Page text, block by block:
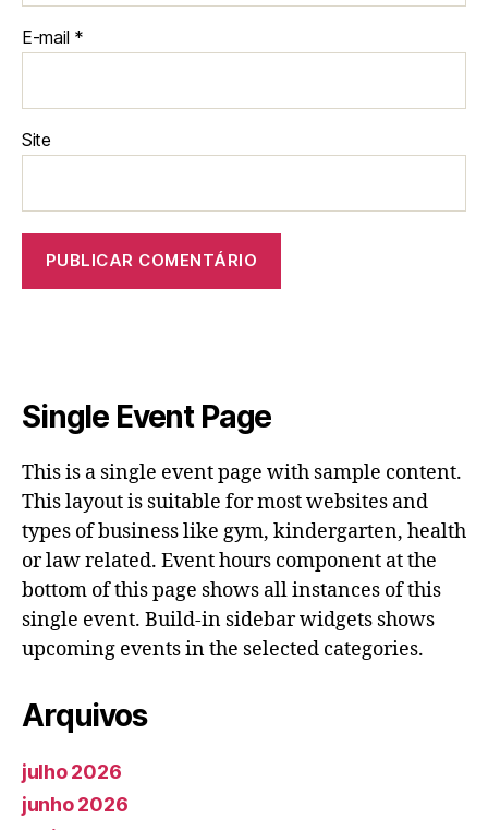
E-mail *
Site
Single Event Page
This is a single event page with sample content.
This layout is suitable for most websites and
types of business like gym, kindergarten, health
or law related. Event hours component at the
bottom of this page shows all instances of this
single event. Build-in sidebar widgets shows
upcoming events in the selected categories.
Arquivos
julho 2026
junho 2026